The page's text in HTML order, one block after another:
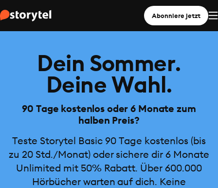
Abonniere jetzt
Dein Sommer.
Deine Wahl.
90 Tage kostenlos oder 6 Monate zum
halben Preis?
Teste Storytel Basic 90 Tage kostenlos (bis
zu 20 Std./Monat) oder sichere dir 6 Monate
Unlimited mit 50% Rabatt. Über 600.000
Hörbücher warten auf dich. Keine